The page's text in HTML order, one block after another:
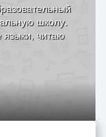
школу.
языки, читаю